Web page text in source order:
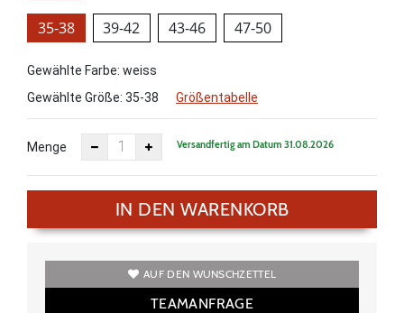
35-38 39-42 43-46 47-50
Gewählte Farbe: weiss
Gewählte Größe: 35-38 Größentabelle
Menge Versandfertig am Datum 31.08.2026
IN DEN WARENKORB
AUF DEN WUNSCHZETTEL
TEAMANFRAGE